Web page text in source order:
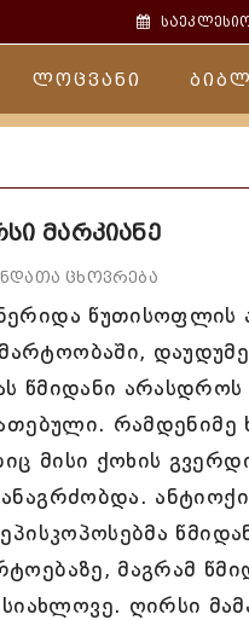
ლოცვანი
მარკიანე
ცხოვრება
წუთისოფლის
წმიდანი
რამდენიმე
მისი ქოხის
მაგრამ
ღირსი